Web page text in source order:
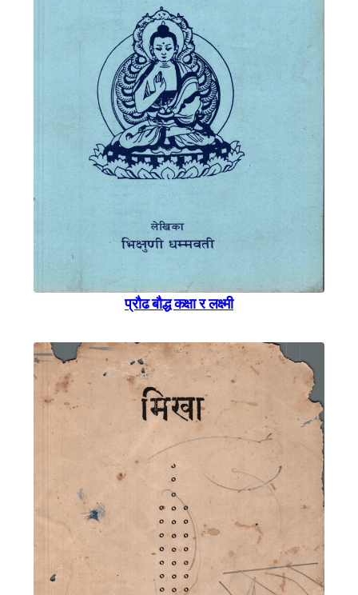
प्राैढ बाैद्ध कक्षा र लक्ष्मी